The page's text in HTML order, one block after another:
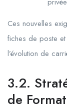
Ces nouvelles
fiches de poste
l’évolution de
3.2.
de